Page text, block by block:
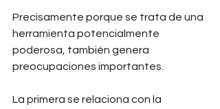
Precisamente porque se trata de una
herramienta potencialmente
poderosa, también genera
preocupaciones importantes.
La primera se relaciona con la